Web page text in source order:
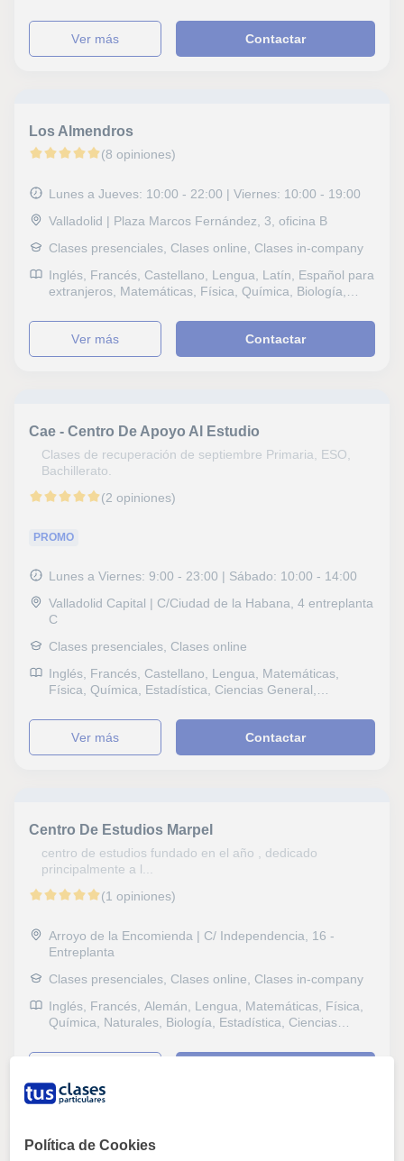
PET, Goethe, Repaso General, ESO, Bachillerato, Todos
los cursos, Primaria, Universidad, Ciclos Formativos
ver más Contactar
Los Almendros
(8 opiniones)
Lunes a Jueves: 10:00 - 22:00 | Viernes: 10:00 - 19:00
Valladolid | Plaza Marcos Fernández, 3, oficina B
Clases presenciales, Clases online, Clases in-company
Inglés, Francés, Castellano, Lengua, Latín, Español para
extranjeros, Matemáticas, Física, Química, Biología,
Otras ciencias, Geología, Álgebra, Genética, Sociales,
Historia, Filosofía, Lengua Castellana y Literatura, Latín
y Griego, Oratoria y comunicación, Lectura, Lengua
Universidad, Ciclos Formativos, Oposiciones Cuerpos de
seguridad, Geografía, Matemáticas aplicadas,
Psicologia, Técnicas de estudio, Problemas de
Pedagogía, Logopedia, Economía
ver más Contactar
Cae - Centro De Apoyo Al Estudio
Clases de recuperación de septiembre Primaria, ESO,
Bachillerato.
(2 opiniones)
PROMO
Lunes a Viernes: 9:00 - 23:00 | Sábado: 10:00 - 14:00
Valladolid Capital | C/Ciudad de la Habana, 4 entreplanta
C
Clases presenciales, Clases online
Inglés, Francés, Castellano, Lengua, Matemáticas,
Física, Química, Estadística, Ciencias General,
Electrotecnia, Álgebra, Lengua Castellana y Literatura,
Latín y Griego, Otras letras, Tecnología, Electricidad,
Dibujo técnico, Otras tecnologías, Selectividad, Otros
y Dirección financiera
ver más Contactar
Centro De Estudios Marpel
centro de estudios fundado en el año , dedicado
principalmente a l...
(1 opiniones)
Arroyo de la Encomienda | C/ Independencia, 16 -
Entreplanta
Clases presenciales, Clases online, Clases in-company
Inglés, Francés, Alemán, Lengua, Matemáticas, Física,
Química, Naturales, Biología, Estadística, Ciencias
Geología, Álgebra, Bioquímica, Anatomía, Genética,
Lengua Castellana y Literatura, Dibujo técnico,
Mecanografía, ESO, Bachillerato, Todos los cursos,
Administración, Oposiciones Educación, Oposiciones
Sanidad, Otras oposiciones, Geografía, Matemáticas
Política de Cookies